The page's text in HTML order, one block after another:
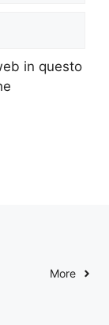
in questo
More